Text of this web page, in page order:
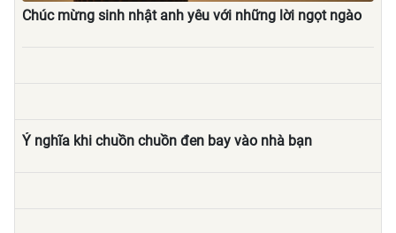
Chúc mừng sinh nhật anh yêu với những lời ngọt ngào
Ý nghĩa khi chuồn chuồn đen bay vào nhà bạn